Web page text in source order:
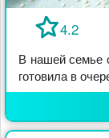
4.2
В нашей семье
готовила в